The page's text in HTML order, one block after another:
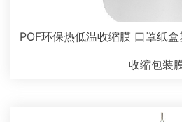
POF环保热低温收缩膜 口罩纸
收缩包装